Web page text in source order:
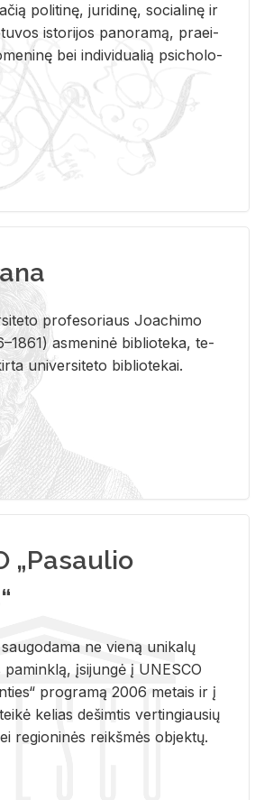
po­li­ti­nę, ju­ri­di­nę, so­cia­li­nę ir
is­to­ri­jos pa­no­ra­mą, pra­ei­
bei in­di­vi­dua­lią psi­cho­lo­
pro­fe­so­riaus Jo­a­chi­mo
as­me­ni­nė bi­b­lio­te­ka, te­
uni­ver­si­te­to bi­b­lio­te­kai.
„Pasaulio
ne vieną unikalų
paminklą, įsijungė į UNESCO
programą 2006 metais ir į
kelias dešimtis vertingiausių
regioninės reikšmės objektų.